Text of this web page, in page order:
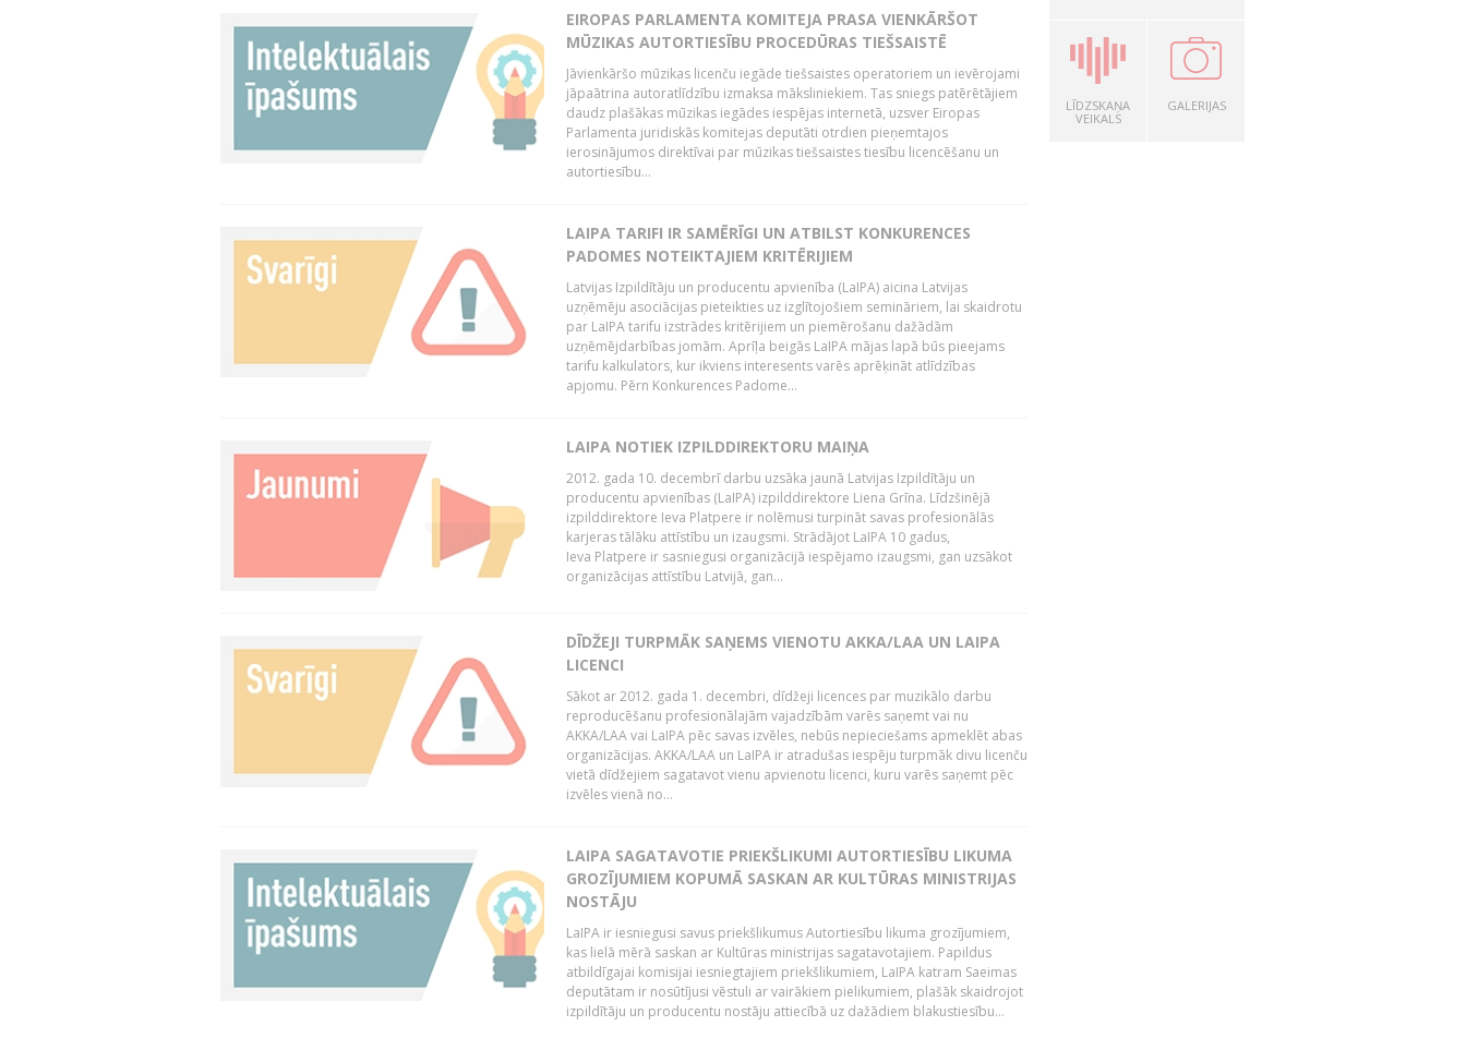
EIROPAS PARLAMENTA KOMITEJA PRASA VIENKĀRŠOT
MŪZIKAS AUTORTIESĪBU PROCEDŪRAS TIEŠSAISTĒ
Jāvienkāršo mūzikas licenču iegāde tiešsaistes operatoriem un ievērojami
jāpaātrina autoratlīdzību izmaksa māksliniekiem. Tas sniegs patērētājiem
daudz plašākas mūzikas iegādes iespējas internetā, uzsver Eiropas
Parlamenta juridiskās komitejas deputāti otrdien pieņemtajos
ierosinājumos direktīvai par mūzikas tiešsaistes tiesību licencēšanu un
autortiesību...
LAIPA TARIFI IR SAMĒRĪGI UN ATBILST KONKURENCES
PADOMES NOTEIKTAJIEM KRITĒRIJIEM
Latvijas Izpildītāju un producentu apvienība (LaIPA) aicina Latvijas
uzņēmēju asociācijas pieteikties uz izglītojošiem semināriem, lai skaidrotu
par LaIPA tarifu izstrādes kritērijiem un piemērošanu dažādām
uzņēmējdarbības jomām. Aprīļa beigās LaIPA mājas lapā būs pieejams
tarifu kalkulators, kur ikviens interesents varēs aprēķināt atlīdzības
apjomu. Pērn Konkurences Padome...
LAIPA NOTIEK IZPILDDIREKTORU MAIŅA
2012. gada 10. decembrī darbu uzsāka jaunā Latvijas Izpildītāju un
producentu apvienības (LaIPA) izpilddirektore Liena Grīna. Līdzšinējā
izpilddirektore Ieva Platpere ir nolēmusi turpināt savas profesionālās
karjeras tālāku attīstību un izaugsmi. Strādājot LaIPA 10 gadus,
Ieva Platpere ir sasniegusi organizācijā iespējamo izaugsmi, gan uzsākot
organizācijas attīstību Latvijā, gan...
DĪDŽEJI TURPMĀK SAŅEMS VIENOTU AKKA/LAA UN LAIPA
LICENCI
Sākot ar 2012. gada 1. decembri, dīdžeji licences par muzikālo darbu
reproducēšanu profesionālajām vajadzībām varēs saņemt vai nu
AKKA/LAA vai LaIPA pēc savas izvēles, nebūs nepieciešams apmeklēt abas
organizācijas. AKKA/LAA un LaIPA ir atradušas iespēju turpmāk divu licenču
vietā dīdžejiem sagatavot vienu apvienotu licenci, kuru varēs saņemt pēc
izvēles vienā no...
LAIPA SAGATAVOTIE PRIEKŠLIKUMI AUTORTIESĪBU LIKUMA
GROZĪJUMIEM KOPUMĀ SASKAN AR KULTŪRAS MINISTRIJAS
NOSTĀJU
LaIPA ir iesniegusi savus priekšlikumus Autortiesību likuma grozījumiem,
kas lielā mērā saskan ar Kultūras ministrijas sagatavotajiem. Papildus
atbildīgajai komisijai iesniegtajiem priekšlikumiem, LaIPA katram Saeimas
deputātam ir nosūtījusi vēstuli ar vairākiem pielikumiem, plašāk skaidrojot
izpildītāju un producentu nostāju attiecībā uz dažādiem blakustiesību...
LĪDZSKAŅA
VEIKALS
GALERIJAS